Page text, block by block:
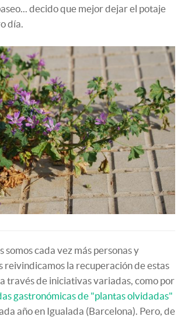
decido que mejor dejar el potaje
día.
somos cada vez más personas y
reivindicamos la recuperación de estas
través de iniciativas variadas, como por
gastronómicas de "plantas olvidadas"
año en Igualada (Barcelona). Pero, de